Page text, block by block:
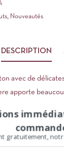
, Nouveautés
DESCRIPTION
avec de
apporte
idéale avec
une silhouette
gratuitement,